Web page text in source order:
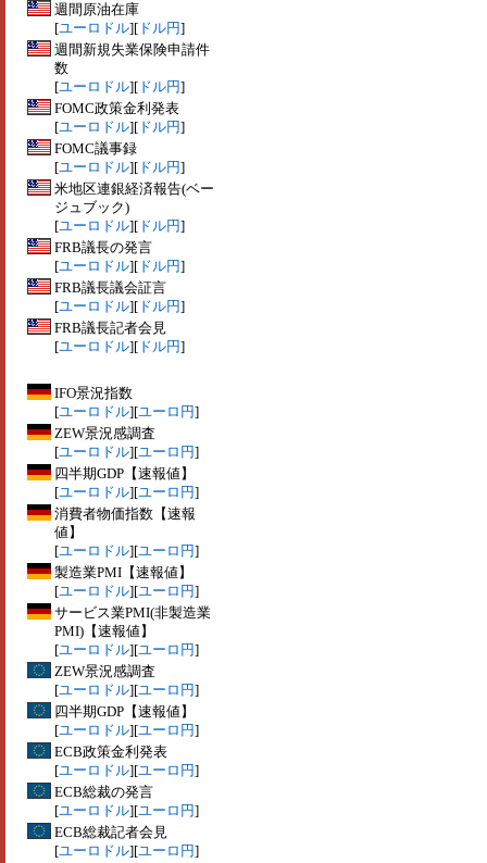
週間原油在庫
[ユーロドル][ ドル円]
週間新規失業保険申請件
数
[ユーロドル][ ドル円]
FOMC政策金利発表
[ユーロドル][ ドル円]
FOMC議事録
[ユーロドル][ ドル円]
米地区連銀経済報告(ベー
ジュブック)
[ユーロドル][ ドル円]
FRB議長の発言
[ユーロドル][ ドル円]
FRB議長議会証言
[ユーロドル][ ドル円]
FRB議長記者会見
[ユーロドル][ ドル円]
IFO景況指数
[ユーロドル][ユーロ円]
ZEW景況感調査
[ユーロドル][ユーロ円]
四半期GDP【速報値】
[ユーロドル][ユーロ円]
消費者物価指数【速報
値】
[ユーロドル][ユーロ円]
製造業PMI【速報値】
[ユーロドル][ユーロ円]
サービス業PMI(非製造業
PMI)【速報値】
[ユーロドル][ユーロ円]
ZEW景況感調査
[ユーロドル][ユーロ円]
四半期GDP【速報値】
[ユーロドル][ユーロ円]
ECB政策金利発表
[ユーロドル][ユーロ円]
ECB総裁の発言
[ユーロドル][ユーロ円]
ECB総裁記者会見
[ユーロドル][ユーロ円]